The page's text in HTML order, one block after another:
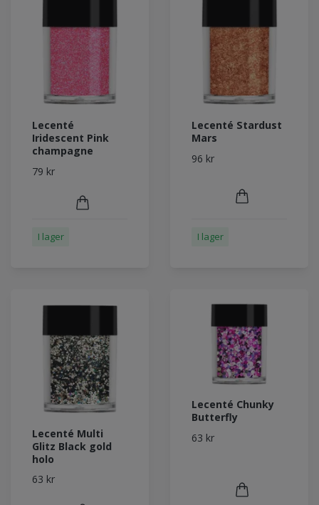
Lecenté
Iridescent Pink
champagne
79 kr
I lager
Lecenté Stardust
Mars
96 kr
I lager
Lecenté Multi
Glitz Black gold
holo
63 kr
Lecenté Chunky
Butterfly
63 kr